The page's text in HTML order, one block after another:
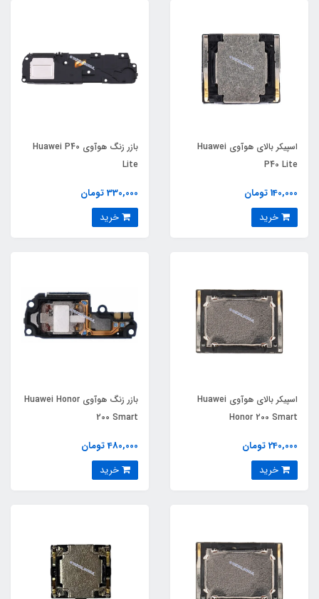
اسپیکر بالای هوآوی Huawei
P40 Lite
140,000 تومان
بازر زنگ هوآوی Huawei P40
Lite
330,000 تومان
اسپیکر بالای هوآوی Huawei
Honor 200 Smart
240,000 تومان
بازر زنگ هوآوی Huawei Honor
200 Smart
480,000 تومان